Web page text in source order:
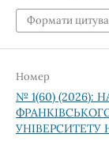
Формати
Номер
№ 1(60) (2026):
УНІВЕРСИТЕТУ